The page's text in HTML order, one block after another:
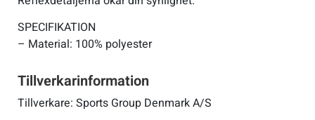
SPECIFIKATION
– Material: 100% polyester
Tillverkarinformation
Tillverkare: Sports Group Denmark A/S